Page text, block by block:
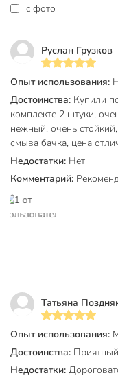
c фото
Руслан Грузков
Опыт использования:
Достоинства: Купили
комплекте 2 штуки,
нежный, очень
смыва бачка, цена
Недостатки: Нет
Комментарий:
Татьяна
Опыт использования:
Достоинства:
Недостатки: